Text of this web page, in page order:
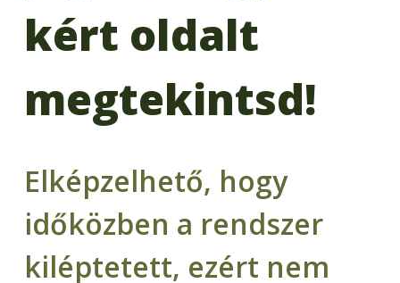
kért oldalt
megtekintsd!
Elképzelhető, hogy
időközben a rendszer
kiléptetett, ezért nem